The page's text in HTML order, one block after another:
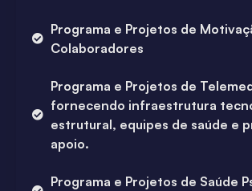
Programa e Projetos de
Colaboradores
Programa e Projetos de
fornecendo infraestrutura
estrutural, equipes de saúde e
apoio.
Programa e Projetos de Saúde